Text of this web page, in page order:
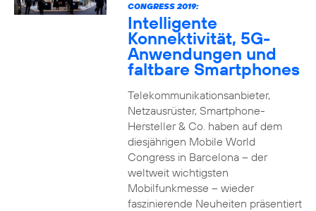
CONGRESS 2019:
Intelligente
Konnektivität, 5G-
Anwendungen und
faltbare Smartphones
Telekommunikationsanbieter,
Netzausrüster, Smartphone-
Hersteller & Co. haben auf dem
diesjährigen Mobile World
Congress in Barcelona – der
weltweit wichtigsten
Mobilfunkmesse – wieder
faszinierende Neuheiten präsentiert